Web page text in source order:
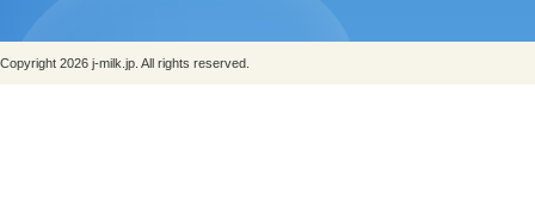
Copyright 2026 j-milk.jp. All rights reserved.